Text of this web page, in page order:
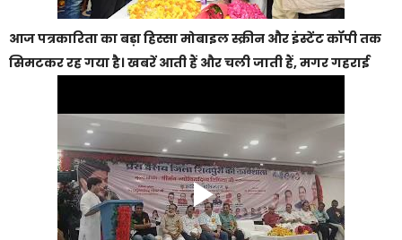
आज पत्रकारिता का बड़ा हिस्सा मोबाइल स्क्रीन और इंस्टेंट कॉपी तक
सिमटकर रह गया है। खबरें आती हैं और चली जाती हैं, मगर गहराई